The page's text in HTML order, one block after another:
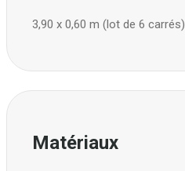
3,90 x 0,60 m (lot de 6 carrés)
Matériaux